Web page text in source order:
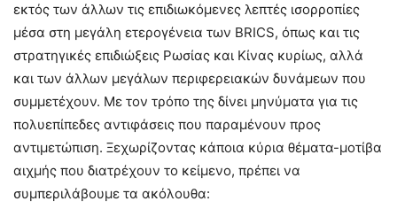
εκτός των άλλων τις επιδιωκόμενες λεπτές ισορροπίες
μέσα στη μεγάλη ετερογένεια των BRICS, όπως και τις
στρατηγικές επιδιώξεις Ρωσίας και Κίνας κυρίως, αλλά
και των άλλων μεγάλων περιφερειακών δυνάμεων που
συμμετέχουν. Με τον τρόπο της δίνει μηνύματα για τις
πολυεπίπεδες αντιφάσεις που παραμένουν προς
αντιμετώπιση. Ξεχωρίζοντας κάποια κύρια θέματα-μοτίβα
αιχμής που διατρέχουν το κείμενο, πρέπει να
συμπεριλάβουμε τα ακόλουθα: